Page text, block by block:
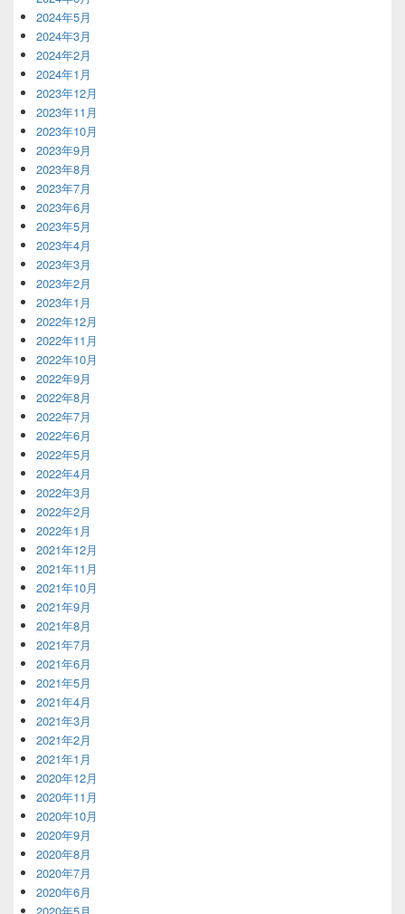
2024年5月
2024年3月
2024年2月
2024年1月
2023年12月
2023年11月
2023年10月
2023年9月
2023年8月
2023年7月
2023年6月
2023年5月
2023年4月
2023年3月
2023年2月
2023年1月
2022年12月
2022年11月
2022年10月
2022年9月
2022年8月
2022年7月
2022年6月
2022年5月
2022年4月
2022年3月
2022年2月
2022年1月
2021年12月
2021年11月
2021年10月
2021年9月
2021年8月
2021年7月
2021年6月
2021年5月
2021年4月
2021年3月
2021年2月
2021年1月
2020年12月
2020年11月
2020年10月
2020年9月
2020年8月
2020年7月
2020年6月